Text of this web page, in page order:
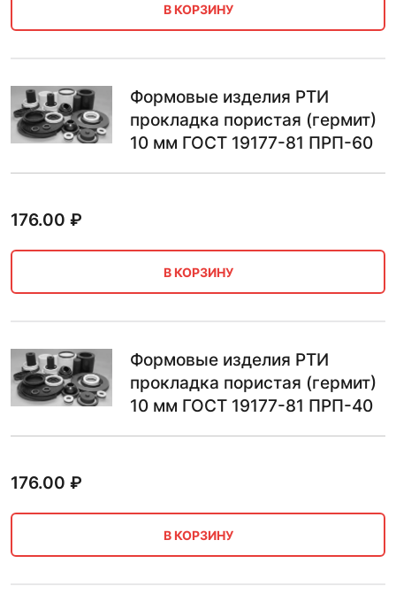
В КОРЗИНУ
Формовые изделия РТИ
прокладка пористая (гермит)
10 мм ГОСТ 19177-81 ПРП-60
176.00 ₽
В КОРЗИНУ
Формовые изделия РТИ
прокладка пористая (гермит)
10 мм ГОСТ 19177-81 ПРП-40
176.00 ₽
В КОРЗИНУ